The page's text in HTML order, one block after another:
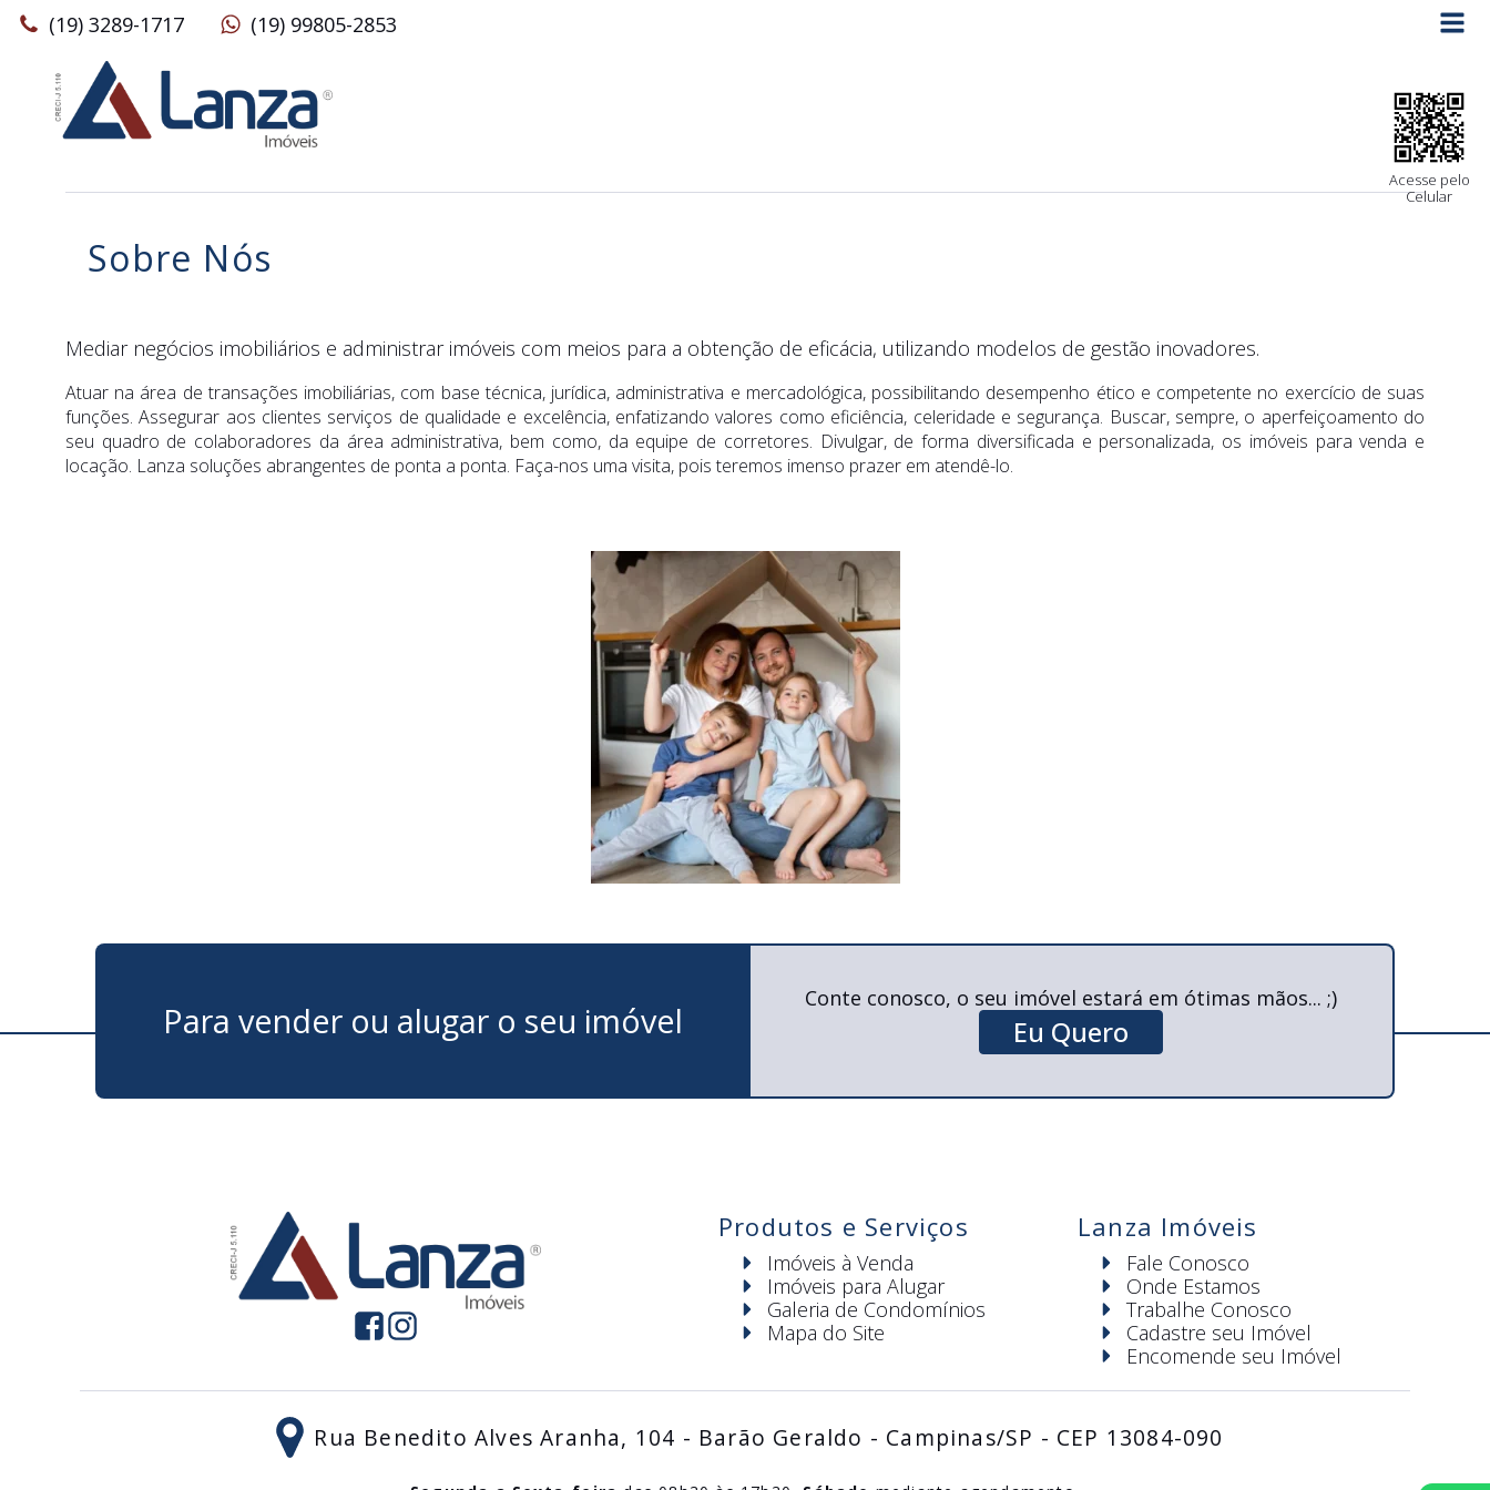
(19) 3289-1717 (19) 99805-2853
Acesse pelo
Celular
Sobre Nós
Mediar negócios imobiliários e administrar imóveis com meios para a obtenção de eficácia, utilizando modelos de gestão inovadores.
Atuar na área de transações imobiliárias, com base técnica, jurídica, administrativa e mercadológica, possibilitando desempenho ético e competente no exercício de suas
funções. Assegurar aos clientes serviços de qualidade e excelência, enfatizando valores como eficiência, celeridade e segurança. Buscar, sempre, o aperfeiçoamento do
seu quadro de colaboradores da área administrativa, bem como, da equipe de corretores. Divulgar, de forma diversificada e personalizada, os imóveis para venda e
locação. Lanza soluções abrangentes de ponta a ponta. Faça-nos uma visita, pois teremos imenso prazer em atendê-lo.
Para vender ou alugar o seu imóvel
Conte conosco, o seu imóvel estará em ótimas mãos... ;)
Eu Quero
Produtos e Serviços
Imóveis à Venda
Imóveis para Alugar
Galeria de Condomínios
Mapa do Site
Lanza Imóveis
Fale Conosco
Onde Estamos
Trabalhe Conosco
Cadastre seu Imóvel
Encomende seu Imóvel
Rua Benedito Alves Aranha, 104 - Barão Geraldo - Campinas/SP - CEP 13084-090Locação e Vendas